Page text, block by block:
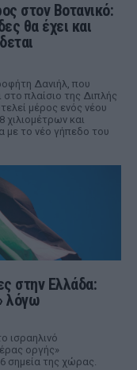
στον Βοτανικό:
θα έχει και
Δανιήλ, που
στο πλαίσιο της Διπλής
μέρος ενός νέου
χιλιομέτρων και
με το νέο γήπεδο του
στην Ελλάδα:
λόγω
ισραηλινό
οργής»
σημεία της χώρας.